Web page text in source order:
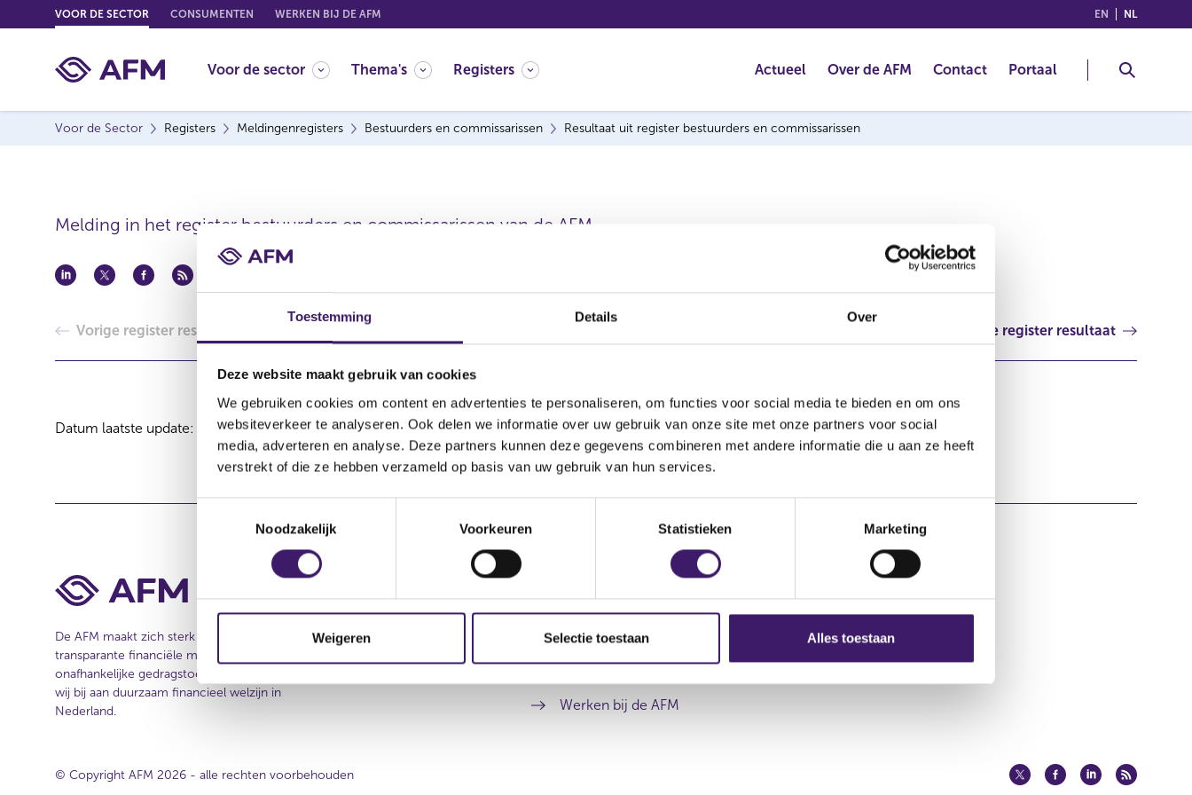
Toestemming Details Over
Deze website maakt gebruik van cookies
We gebruiken cookies om content en advertenties te personaliseren, om functies voor social media te bieden en om ons
websiteverkeer te analyseren. Ook delen we informatie over uw gebruik van onze site met onze partners voor social
media, adverteren en analyse. Deze partners kunnen deze gegevens combineren met andere informatie die u aan ze heeft
verstrekt of die ze hebben verzameld op basis van uw gebruik van hun services.
T
m
i
n
Noodzakelijk Voorkeuren Statistieken Marketing
Weigeren Selectie toestaan Alles toestaan
o
o
EN (ENGLISH)
NL
VOOR DE SECTOR CONSUMENTEN WERKEN BIJ DE AFM
Voor de sector Thema's Registers Actueel Over de AFM Contact Portaal
Voor de Sector Registers Meldingenregisters Bestuurders en commissarissen Resultaat uit register bestuurders en commissarissen
Melding in het register bestuurders en commissarissen van de AFM.
Vorige register resultaat Volgende register resultaat
Datum laatste update: 06 augustus 2026
Over de AFM
Contact
Werken bij de AFM
Privacy
Cookiebeleid
De AFM maakt zich sterk voor eerlijke en
transparante financiële markten. Als
onafhankelijke gedragstoezichthouder dragen
wij bij aan duurzaam financieel welzijn in
Nederland.
© Copyright AFM 2026 - alle rechten voorbehouden